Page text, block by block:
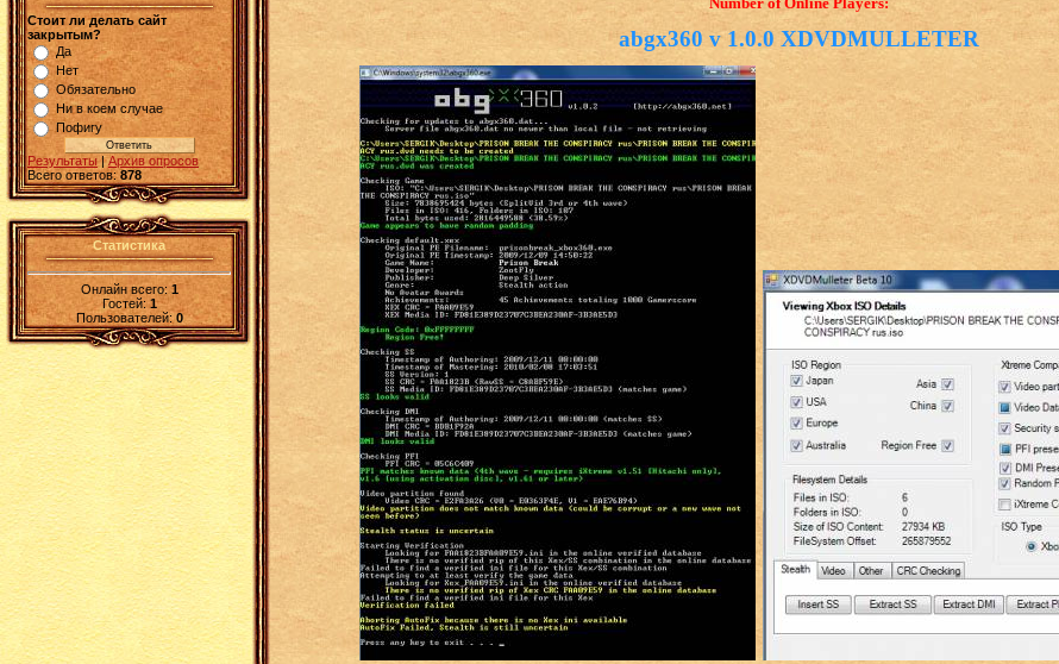
Стоит ли делать сайт
закрытым?
Да
Нет
Обязательно
Ни в коем случае
Пофигу
Результаты|Архив опросов
Всего ответов:878
Статистика
Онлайн всего:1
Гостей:1
Пользователей: 0
abgx360 v 1.0.0 XDVDMULLETER